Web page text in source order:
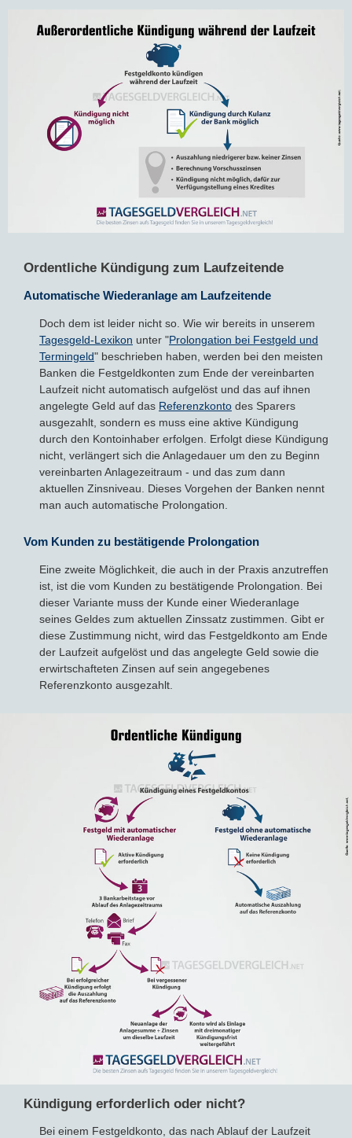
Ordentliche Kündigung zum Laufzeitende
Automatische Wiederanlage am Laufzeitende
Doch dem ist leider nicht so. Wie wir bereits in unserem
Tagesgeld-Lexikon unter "Prolongation bei Festgeld und
Termingeld" beschrieben haben, werden bei den meisten
Banken die Festgeldkonten zum Ende der vereinbarten
Laufzeit nicht automatisch aufgelöst und das auf ihnen
angelegte Geld auf das Referenzkonto des Sparers
ausgezahlt, sondern es muss eine aktive Kündigung
durch den Kontoinhaber erfolgen. Erfolgt diese Kündigung
nicht, verlängert sich die Anlagedauer um den zu Beginn
vereinbarten Anlagezeitraum - und das zum dann
aktuellen Zinsniveau. Dieses Vorgehen der Banken nennt
man auch automatische Prolongation.
Vom Kunden zu bestätigende Prolongation
Eine zweite Möglichkeit, die auch in der Praxis anzutreffen
ist, ist die vom Kunden zu bestätigende Prolongation. Bei
dieser Variante muss der Kunde einer Wiederanlage
seines Geldes zum aktuellen Zinssatz zustimmen. Gibt er
diese Zustimmung nicht, wird das Festgeldkonto am Ende
der Laufzeit aufgelöst und das angelegte Geld sowie die
erwirtschafteten Zinsen auf sein angegebenes
Referenzkonto ausgezahlt.
Kündigung erforderlich oder nicht?
Bei einem Festgeldkonto, das nach Ablauf der Laufzeit